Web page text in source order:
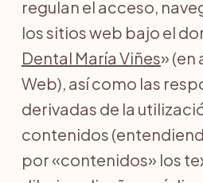
regulan el acceso,
los sitios web bajo el
Dental María Viñes»
Web), así como las
derivadas de la
contenidos
por «contenidos» los